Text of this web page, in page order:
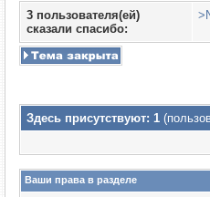
3 пользователя(ей)
сказали cпасибо:
Здесь присутствуют: 1
Ваши права в разделе